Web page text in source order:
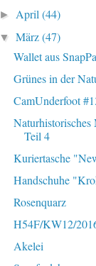
► April(44)
▼März(47)
Wallet aus
Grünes in der
CamUnderfoot
Naturhistorisches
Teil 4
Kuriertasche
Handschuhe
Rosenquarz
H54F/KW12/
Akelei